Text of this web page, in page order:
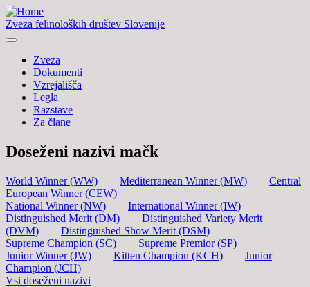
Zveza felinoloških društev Slovenije
Zveza
Dokumenti
Vzrejališča
Legla
Razstave
Za člane
Doseženi nazivi mačk
World Winner (WW) Mediterranean Winner (MW)
Central
European Winner (CEW)
National Winner (NW)
International Winner (IW)
Distinguished Merit (DM)
Distinguished Variety Merit
(DVM)
Distinguished Show Merit (DSM)
Supreme Champion (SC)
Supreme Premior (SP)
Junior Winner (JW)
Kitten Champion (KCH)
Junior
Champion (JCH)
Vsi doseženi nazivi